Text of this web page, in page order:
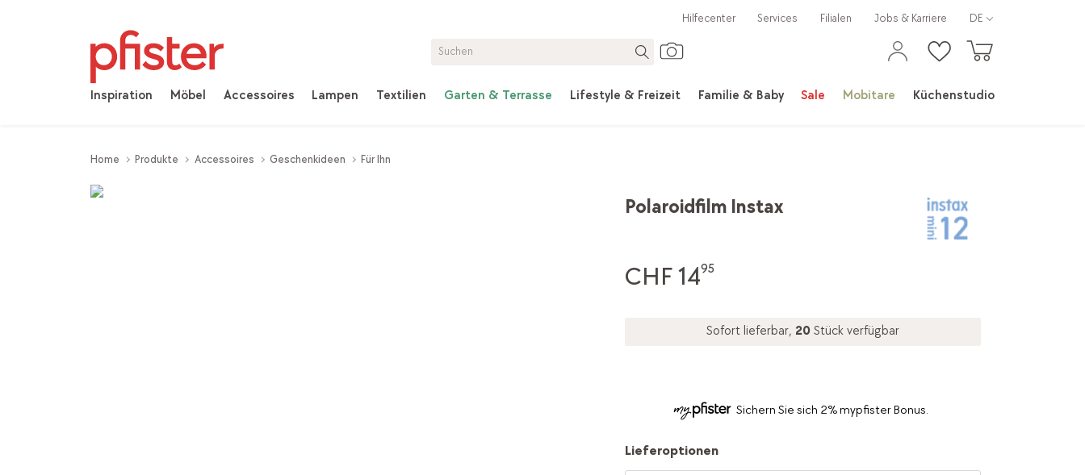
Inspiration Möbel Accessoires Lampen Textilien Garten & Terrasse Lifestyle & Freizeit Familie & Baby Sale Mobitare Küchenstudio
Hilfecenter Services Filialen Jobs & Karriere DE
Home Produkte Accessoires Geschenkideen Für Ihn
Polaroidfilm Instax
CHF 1495
Sofort lieferbar, 20 Stück verfügbar
Sichern Sie sich 2% mypfister Bonus.
Lieferoptionen